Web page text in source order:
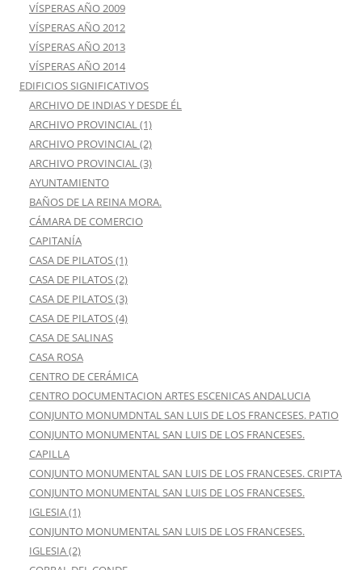
VÍSPERAS AÑO 2009
VÍSPERAS AÑO 2012
VÍSPERAS AÑO 2013
VÍSPERAS AÑO 2014
EDIFICIOS SIGNIFICATIVOS
ARCHIVO DE INDIAS Y DESDE ÉL
ARCHIVO PROVINCIAL (1)
ARCHIVO PROVINCIAL (2)
ARCHIVO PROVINCIAL (3)
AYUNTAMIENTO
BAÑOS DE LA REINA MORA.
CÁMARA DE COMERCIO
CAPITANÍA
CASA DE PILATOS (1)
CASA DE PILATOS (2)
CASA DE PILATOS (3)
CASA DE PILATOS (4)
CASA DE SALINAS
CASA ROSA
CENTRO DE CERÁMICA
CENTRO DOCUMENTACION ARTES ESCENICAS ANDALUCIA
CONJUNTO MONUMDNTAL SAN LUIS DE LOS FRANCESES. PATIO
CONJUNTO MONUMENTAL SAN LUIS DE LOS FRANCESES.
CAPILLA
CONJUNTO MONUMENTAL SAN LUIS DE LOS FRANCESES. CRIPTA
CONJUNTO MONUMENTAL SAN LUIS DE LOS FRANCESES.
IGLESIA (1)
CONJUNTO MONUMENTAL SAN LUIS DE LOS FRANCESES.
IGLESIA (2)